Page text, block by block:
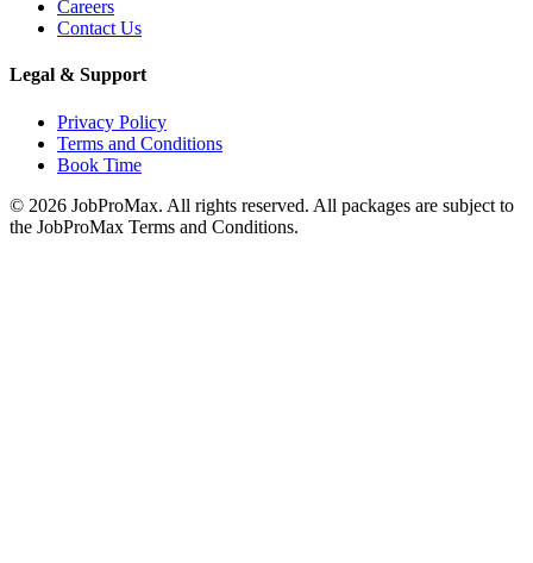
Careers
Contact Us
Legal & Support
Privacy Policy
Terms and Conditions
Book Time
© 2026 JobProMax. All rights reserved. All packages are subject to
the JobProMax Terms and Conditions.